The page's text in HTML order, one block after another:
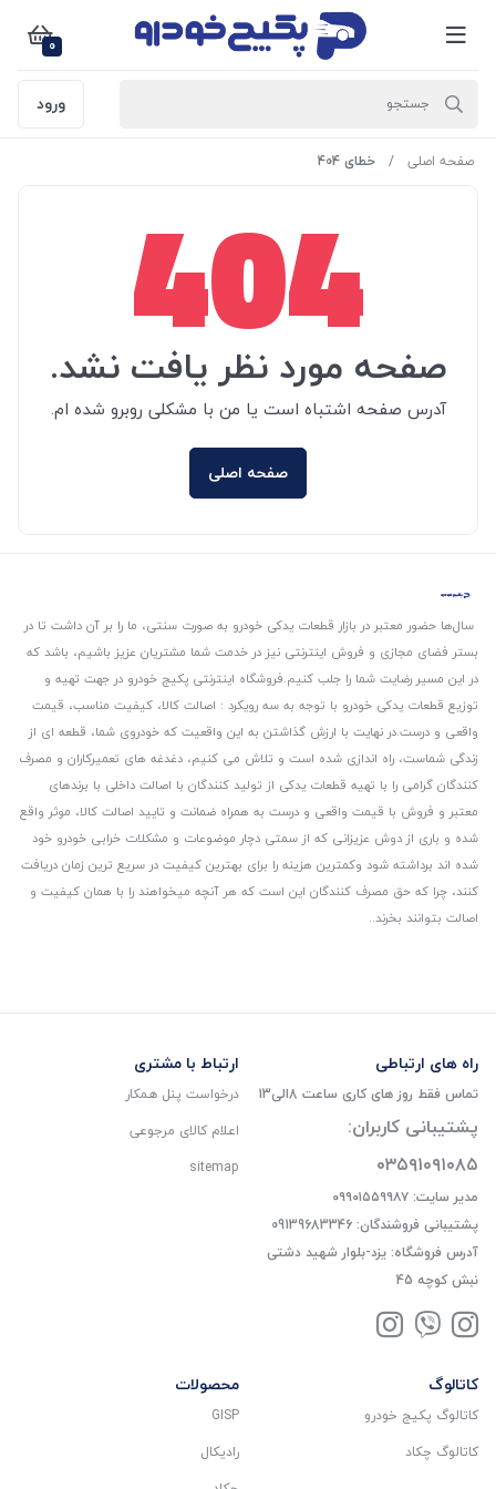
0
ورود
صفحه اصلی خطای 404
404
صفحه مورد نظر یافت نشد.
آدرس صفحه اشتباه است یا من با مشکلی روبرو شده ام.
صفحه اصلی
سال‌ها حضور معتبر در بازار قطعات یدکی خودرو به صورت سنتی، ما را بر آن داشت تا در
بستر فضای مجازی و فروش اینترنتی نیز در خدمت شما مشتریان عزیز باشیم، باشد که
در این مسیر رضایت شما را جلب کنیم.فروشگاه اینترنتی پکیج خودرو در جهت تهیه و
توزیع قطعات یدکی خودرو با توجه به سه رویکرد : اصالت کالا، کیفیت مناسب، قیمت
واقعی و درست.در نهایت با ارزش گذاشتن به این واقعیت که خودروی شما، قطعه ای از
زندگی شماست، راه اندازی شده است و تلاش می کنیم، دغدغه های تعمیرکاران و مصرف
کنندگان گرامی را با تهیه قطعات یدکی از تولید کنندگان با اصالت داخلی با برندهای
معتبر و فروش با قیمت واقعی و درست به همراه ضمانت و تایید اصالت کالا، موثر واقع
شده و باری از دوش عزیزانی که از سمتی دچار موضوعات و مشکلات خرابی خودرو خود
شده اند برداشته شود و‌کمترین هزینه را برای بهترین کیفیت در سریع ترین زمان دریافت
کنند، چرا که حق مصرف کنندگان این است که هر آنچه میخواهند را با همان کیفیت و
اصالت بتوانند بخرند..
راه های ارتباطی
تماس فقط روز های کاری ساعت 8الی13
پشتیبانی کاربران:
۰۳۵۹۱۰۹۱۰۸۵
مدیر سایت: ۰۹۹۰۱۵۵۹۹۸۷
پشتیبانی فروشندگان: 09139683346
آدرس فروشگاه: یزد-بلوار شهید دشتی
نبش کوچه 45
ارتباط با مشتری
درخواست پنل همکار
اعلام کالای مرجوعی
sitemap
کاتالوگ
کاتالوگ پکیج خودرو
کاتالوگ چکاد
محصولات
GISP
رادیکال